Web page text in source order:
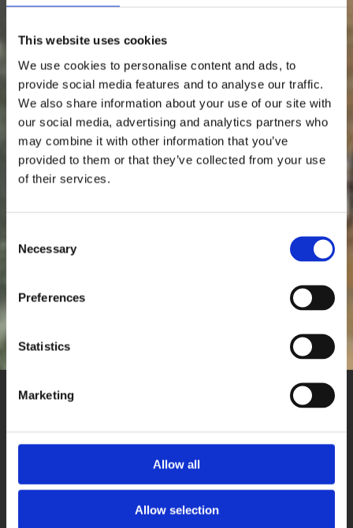
This website uses cookies
We use cookies to personalise content and ads, to
provide social media features and to analyse our traffic.
We also share information about your use of our site with
our social media, advertising and analytics partners who
may combine it with other information that you’ve
provided to them or that they’ve collected from your use
of their services.
Selection
Necessary
Preferences
Statistics
Marketing
Allow all
Allow selection
het beste bij uw interieur past. Voor
altijd snel antwoord krijgt op een
offerteaanvraag, vaak diezelfde dag
nog. Wij komen langs of maken op
basis van bouwtekeningen en uw
informatie een offerte op maat op.
Gaat u akkoord? Dan maken we
samen met u een planning voor de
werkzaamheden.
Heldere offerte